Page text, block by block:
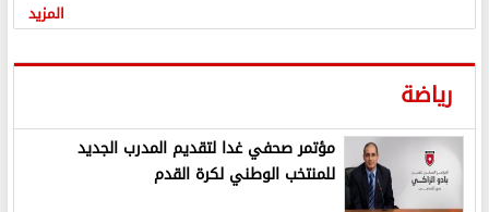
المزيد
رياضة
مؤتمر صحفي غدا لتقديم المدرب الجديد
للمنتخب الوطني لكرة القدم